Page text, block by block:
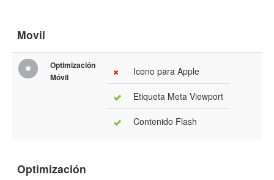
Movil
Optimización
Móvil
Icono para Apple
Etiqueta Meta Viewport
Contenido Flash
Optimización